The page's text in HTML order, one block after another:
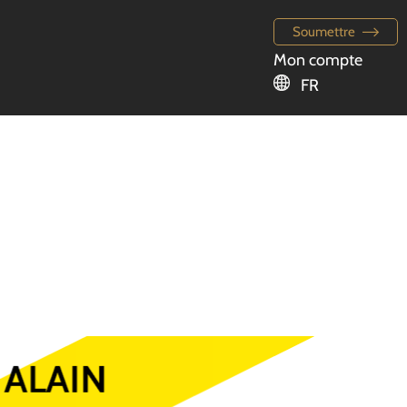
Soumettre
Mon compte
FR